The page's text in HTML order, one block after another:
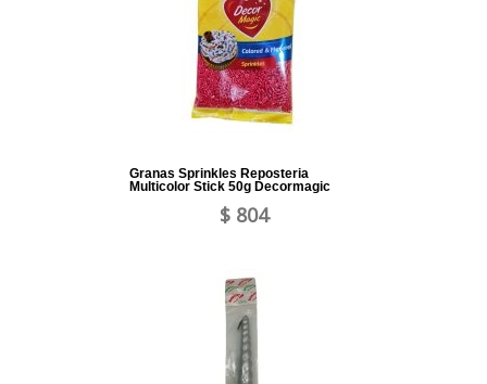
Granas Sprinkles Reposteria
Multicolor Stick 50g Decormagic
$ 804